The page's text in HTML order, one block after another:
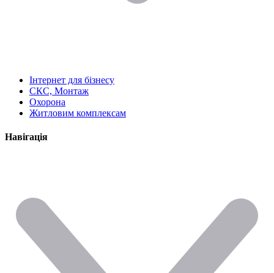
Інтернет для бізнесу
СКС, Монтаж
Охорона
Житловим комплексам
Навігація